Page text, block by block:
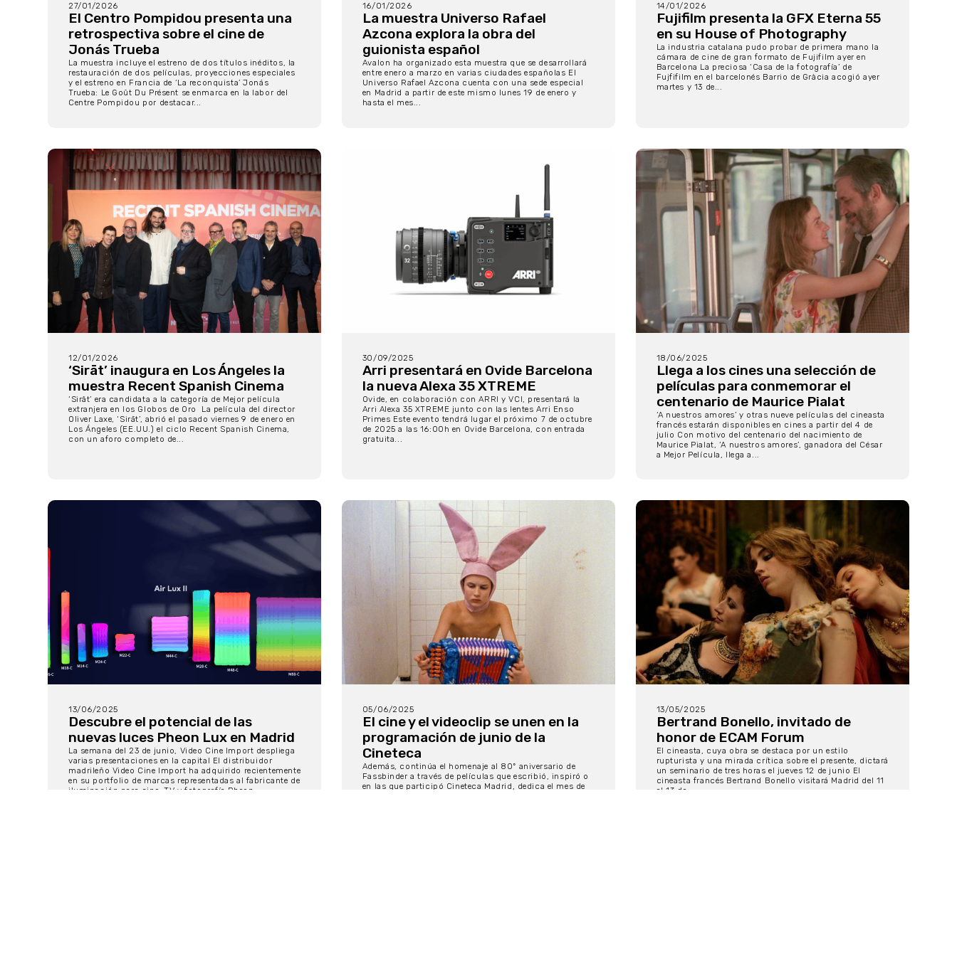
27/01/2026
El Centro Pompidou presenta una
retrospectiva sobre el cine de
Jonás Trueba
La muestra incluye el estreno de dos títulos inéditos, la
restauración de dos películas, proyecciones especiales
y el estreno en Francia de ‘La reconquista’ Jonás
Trueba: Le Goût Du Présent se enmarca en la labor del
Centre Pompidou por destacar...
16/01/2026
La muestra Universo Rafael
Azcona explora la obra del
guionista español
Avalon ha organizado esta muestra que se desarrollará
entre enero a marzo en varias ciudades españolas El
Universo Rafael Azcona cuenta con una sede especial
en Madrid a partir de este mismo lunes 19 de enero y
hasta el mes...
14/01/2026
Fujifilm presenta la GFX Eterna 55
en su House of Photography
La industria catalana pudo probar de primera mano la
cámara de cine de gran formato de Fujifilm ayer en
Barcelona La preciosa ‘Casa de la fotografía’ de
Fujfifilm en el barcelonés Barrio de Gràcia acogió ayer
martes y 13 de...
12/01/2026
‘Sirāt’ inaugura en Los Ángeles la
muestra Recent Spanish Cinema
‘Sirât’ era candidata a la categoría de Mejor película
extranjera en los Globos de Oro La película del director
Oliver Laxe, ‘Sirāt’, abrió el pasado viernes 9 de enero en
Los Ángeles (EE.UU.) el ciclo Recent Spanish Cinema,
con un aforo completo de...
30/09/2025
Arri presentará en Ovide Barcelona
la nueva Alexa 35 XTREME
Ovide, en colaboración con ARRI y VCI, presentará la
Arri Alexa 35 XTREME junto con las lentes Arri Enso
Primes Este evento tendrá lugar el próximo 7 de octubre
de 2025 a las 16:00h en Ovide Barcelona, con entrada
gratuita...
18/06/2025
Llega a los cines una selección de
películas para conmemorar el
centenario de Maurice Pialat
‘A nuestros amores’ y otras nueve películas del cineasta
francés estarán disponibles en cines a partir del 4 de
julio Con motivo del centenario del nacimiento de
Maurice Pialat, ‘A nuestros amores’, ganadora del César
a Mejor Película, llega a...
13/06/2025
Descubre el potencial de las
nuevas luces Pheon Lux en Madrid
La semana del 23 de junio, Video Cine Import despliega
varias presentaciones en la capital El distribuidor
madrileño Video Cine Import ha adquirido recientemente
en su portfolio de marcas representadas al fabricante de
iluminación para cine, TV y fotografía Pheon...
05/06/2025
El cine y el videoclip se unen en la
programación de junio de la
Cineteca
Además, continúa el homenaje al 80º aniversario de
Fassbinder a través de películas que escribió, inspiró o
en las que participó Cineteca Madrid, dedica el mes de
13/05/2025
Bertrand Bonello, invitado de
honor de ECAM Forum
El cineasta, cuya obra se destaca por un estilo
rupturista y una mirada crítica sobre el presente, dictará
un seminario de tres horas el jueves 12 de junio El
cineasta francés Bertrand Bonello visitará Madrid del 11
al 13 de...